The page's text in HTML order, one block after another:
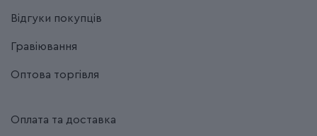
Відгуки покупців
Гравіювання
Оптова торгівля
Оплата та доставка